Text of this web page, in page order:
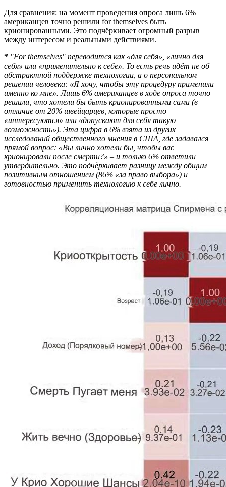
Для сравнения: на момент проведения опроса лишь 6%
американцев точно решили for themselves быть
крионированными. Это подчёркивает огромный разрыв
между интересом и реальными действиями.
* "For themselves" переводится как «для себя», «лично для
себя» или «применительно к себе». То есть речь идёт не об
абстрактной поддержке технологии, а о персональном
решении человека: «Я хочу, чтобы эту процедуру применили
именно ко мне». Лишь 6% американцев в ходе опроса точно
решили, что хотели бы быть крионированными сами (в
отличие от 20% швейцарцев, которые просто
«интересуются» или «допускают для себя такую
возможность»). Эта цифра в 6% взята из других
исследований общественного мнения в США, где задавался
прямой вопрос: «Вы лично хотели бы, чтобы вас
крионировали после смерти?» – и только 6% ответили
утвердительно. Это подчёркивает разницу между общим
позитивным отношением (86% «за право выбора») и
готовностью применить технологию к себе лично.